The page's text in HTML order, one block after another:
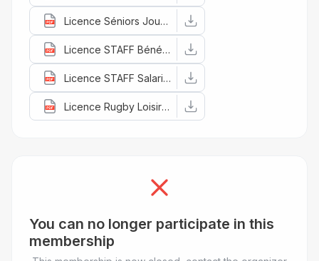
Licence Séniors Joueurs.pdf
Licence STAFF Bénévole seniors.pdf
Licence STAFF Salarié.pdf
Licence Rugby Loisirs.pdf
You can no longer participate in this
membership